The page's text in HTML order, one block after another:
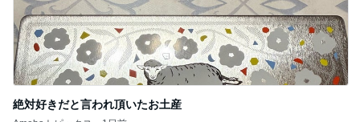
記事を読む
配偶者なし仕事なしで困惑された私
Amebaトピックス 1日前